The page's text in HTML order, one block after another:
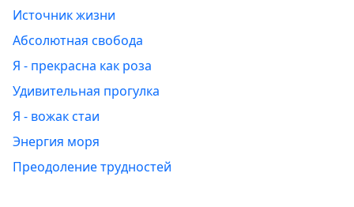
Источник жизни
Абсолютная свобода
Я - прекрасна как роза
Удивительная прогулка
Я - вожак стаи
Энергия моря
Преодоление трудностей